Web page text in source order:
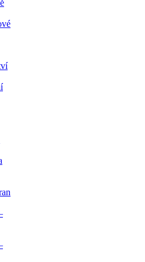
pro stříkací stěny
pro stříkací stěny